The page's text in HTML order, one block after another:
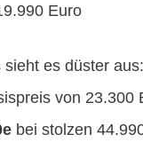
Euro
es düster
von 23.300
bei stolzen